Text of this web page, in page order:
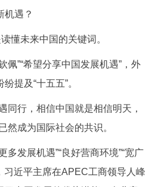
机遇？
懂未来中国的关键词。
佩”“希望分享中国发展机遇”，外
提及“十五五”。
同行，相信中国就是相信明天，
然成为国际社会的共识。
多发展机遇”“良好营商环境”“宽广
习近平主席在APEC工商领导人峰